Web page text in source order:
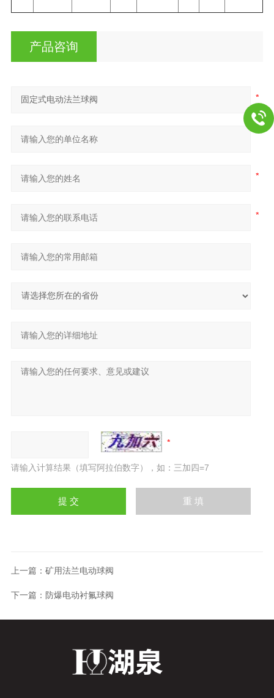
产品咨询
请输入计算结果（填写阿拉伯数字），如：三加四=7
上一篇： 矿用法兰电动球阀
下一篇： 防爆电动衬氟球阀